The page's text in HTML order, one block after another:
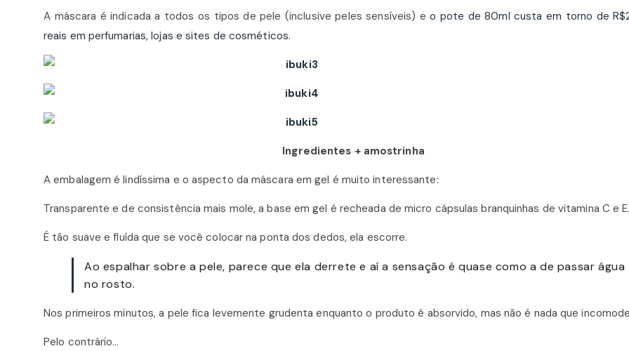
A máscara é indicada a todos os tipos de pele (inclusive peles sensíveis) eo pote de 80ml custa em torno de
reais em perfumarias, lojas e sites de cosméticos.
Ingredientes + amostrinha
A embalagem é lindíssima e o aspecto da máscara em gel é muito interessante:
Transparente e de consistência mais mole, a base em gel é recheada de micro cápsulas branquinhas de vitamina C e
É tão suave e fluída que se você colocar na ponta dos dedos, ela escorre.
Ao espalhar sobre a pele, parece que ela derrete e aí a sensação é quase como a de passar água
no rosto.
Nos primeiros minutos, a pele fica levemente grudenta enquanto o produto é absorvido, mas não é nada que
Pelo contrário…